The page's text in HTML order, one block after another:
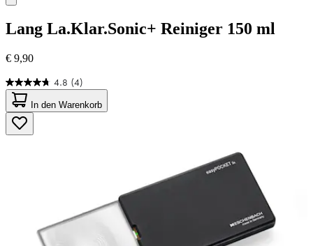
Lang La.Klar.Sonic+ Reiniger 150 ml
€ 9,90
4.8 (4)
4.8
von
5
Sternen.
4
In den Warenkorb